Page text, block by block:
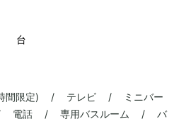
1 台
時間限定) / テレビ / ミニバー
電話 / 専用バスルーム / バ